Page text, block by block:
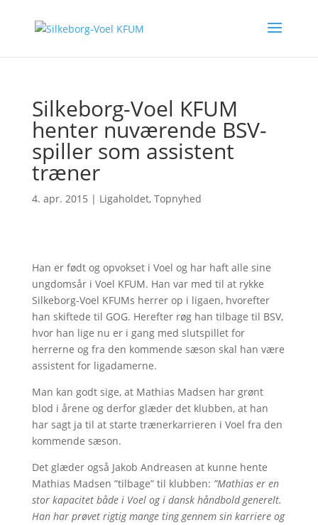
Silkeborg-Voel KFUM
henter nuværende BSV-
spiller som assistent
træner
4. apr. 2015 | Ligaholdet, Topnyhed
Han er født og opvokset i Voel og har haft alle sine
ungdomsår i Voel KFUM. Han var med til at rykke
Silkeborg-Voel KFUMs herrer op i ligaen, hvorefter
han skiftede til GOG. Herefter røg han tilbage til BSV,
hvor han lige nu er i gang med slutspillet for
herrerne og fra den kommende sæson skal han være
assistent for ligadamerne.
Man kan godt sige, at Mathias Madsen har grønt
blod i årene og derfor glæder det klubben, at han
har sagt ja til at starte trænerkarrieren i Voel fra den
kommende sæson.
Det glæder også Jakob Andreasen at kunne hente
Mathias Madsen ”tilbage” til klubben: ”Mathias er en
stor kapacitet både i Voel og i dansk håndbold generelt.
Han har prøvet rigtig mange ting gennem sin karriere og